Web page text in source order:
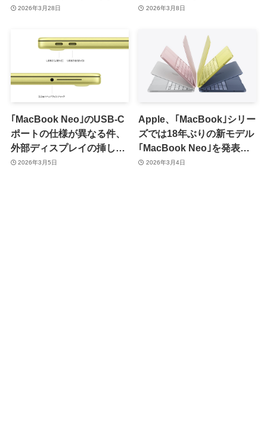
「MinZ Tote Book for
2026年3月28日
OLEDディスプレイ搭載
2026年3月8日
｢MacBook Neo｣のUSB-C
ポートの仕様が異なる件、
外部ディスプレイの挿し間
違えはmacOS側が通知し
2026年3月5日
Apple、｢MacBook｣シリー
ズでは18年ぶりの新モデル
｢MacBook Neo｣を発表｜
A18 Proチップ搭載で価格
2026年3月4日